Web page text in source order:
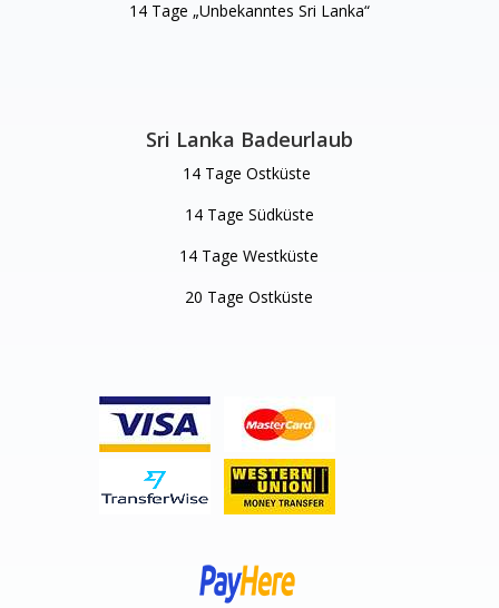
14 Tage „Unbekanntes Sri Lanka“
Sri Lanka Badeurlaub
14 Tage Ostküste
14 Tage Südküste
14 Tage Westküste
20 Tage Ostküste